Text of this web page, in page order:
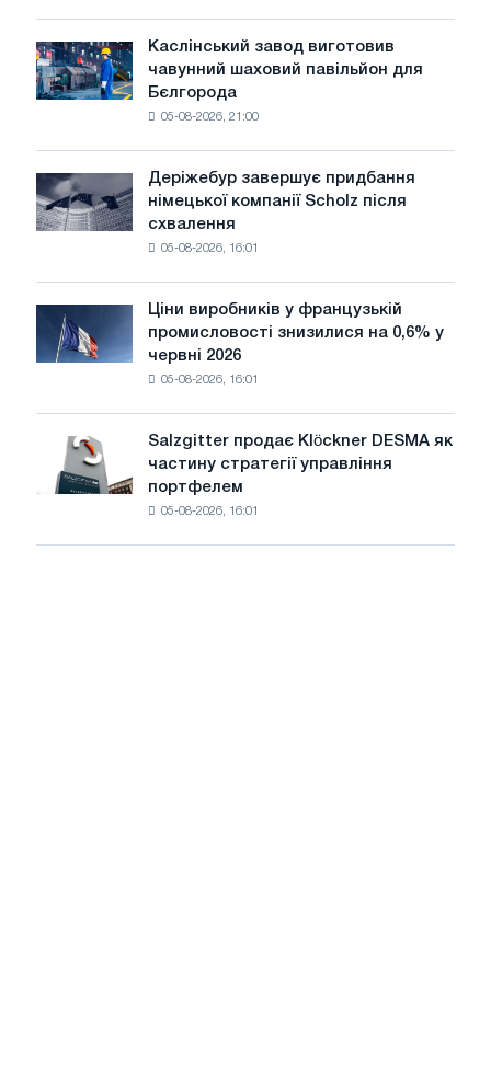
до
потрясінь:
Каслінський
завод
виготовив
для
Бєлгорода
Каслінський завод виготовив
чавунний шаховий павільйон для
Бєлгорода
05-08-2026, 21:00
Деріжебур
завершує
придбання
після
схвалення
Деріжебур завершує придбання
німецької компанії Scholz після
схвалення
05-08-2026, 16:01
Ціни
виробників
у
0,6%
2026
Ціни виробників у французькій
промисловості знизилися на 0,6% у
червні 2026
05-08-2026, 16:01
Salzgitter
продає
Klöckner
Salzgitter продає Klöckner DESMA як
частину стратегії управління
портфелем
05-08-2026, 16:01